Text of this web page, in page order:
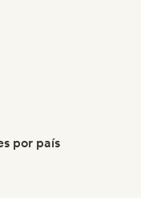
por país